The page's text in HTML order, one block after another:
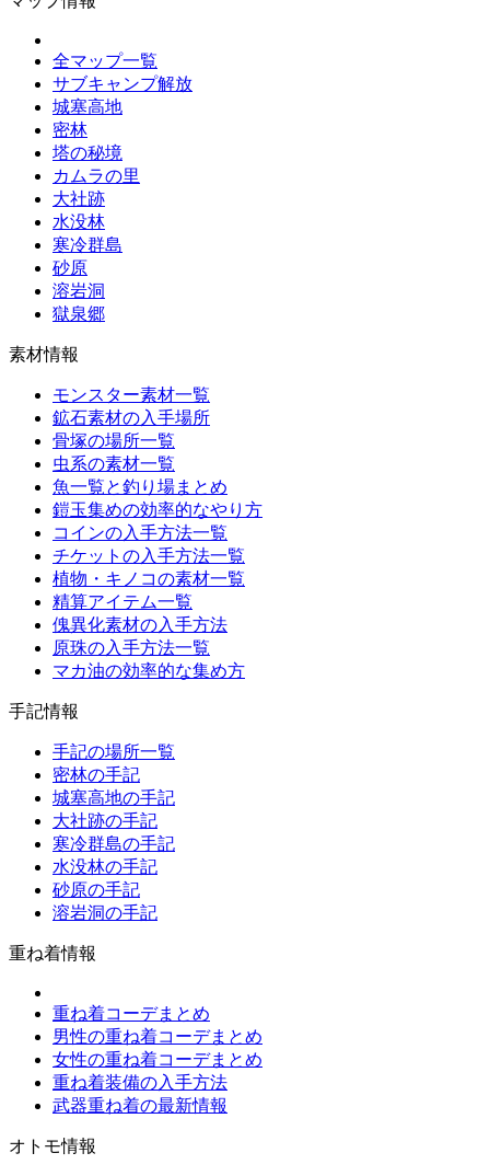
全マップ一覧
サブキャンプ解放
城塞高地
密林
塔の秘境
カムラの里
大社跡
水没林
寒冷群島
砂原
溶岩洞
獄泉郷
素材情報
モンスター素材一覧
鉱石素材の入手場所
骨塚の場所一覧
虫系の素材一覧
魚一覧と釣り場まとめ
鎧玉集めの効率的なやり方
コインの入手方法一覧
チケットの入手方法一覧
植物・キノコの素材一覧
精算アイテム一覧
傀異化素材の入手方法
原珠の入手方法一覧
マカ油の効率的な集め方
手記情報
手記の場所一覧
密林の手記
城塞高地の手記
大社跡の手記
寒冷群島の手記
水没林の手記
砂原の手記
溶岩洞の手記
重ね着情報
重ね着コーデまとめ
男性の重ね着コーデまとめ
女性の重ね着コーデまとめ
重ね着装備の入手方法
武器重ね着の最新情報
オトモ情報